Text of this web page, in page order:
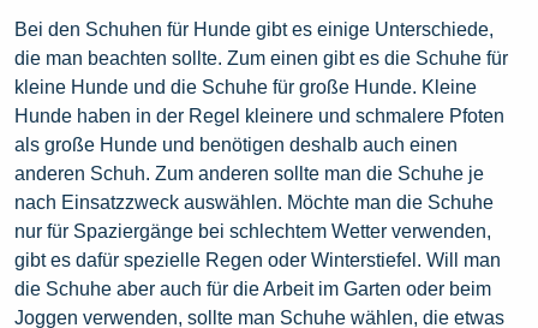
Bei den Schuhen für Hunde gibt es einige Unterschiede,
die man beachten sollte. Zum einen gibt es die Schuhe für
kleine Hunde und die Schuhe für große Hunde. Kleine
Hunde haben in der Regel kleinere und schmalere Pfoten
als große Hunde und benötigen deshalb auch einen
anderen Schuh. Zum anderen sollte man die Schuhe je
nach Einsatzzweck auswählen. Möchte man die Schuhe
nur für Spaziergänge bei schlechtem Wetter verwenden,
gibt es dafür spezielle Regen oder Winterstiefel. Will man
die Schuhe aber auch für die Arbeit im Garten oder beim
Joggen verwenden, sollte man Schuhe wählen, die etwas